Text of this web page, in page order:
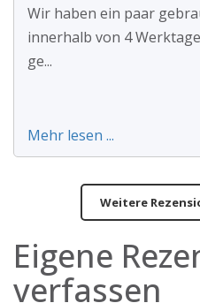
Wir haben ein paar
innerhalb von 4
ge...
Mehr lesen ...
Weitere
Eigene
verfassen